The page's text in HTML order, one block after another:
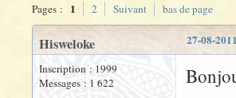
Pages : 1 2 Suivant bas de page
27-08-
Hisweloke
Inscription : 1999
Messages : 1 622